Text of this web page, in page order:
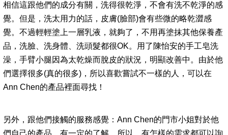
相信這跟他們的成分有關，洗得很乾淨，不會有洗不乾淨的感
覺。但是，洗太用力的話，皮膚(臉部)會有些微的略乾澀感
覺。不過輕輕塗上一層乳液，就夠了，不用再塗抹其他保養產
品，洗臉、洗身體、洗頭髮都很OK。用了陳怡安的手工皂洗
澡，手臂小腿因為太乾燥而脫皮的狀況，明顯改善中。由於他
們選擇很多(真的很多)，所以喜歡嘗試不一樣的人，可以在
Ann Chen的產品裡面尋找！
另外，跟他們接觸的服務感覺：Ann Chen的門市小姐對於他
們自己的產品，有一定的了解，所以，有怎樣的需求都可以詢